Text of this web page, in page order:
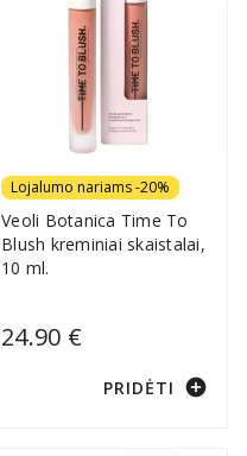
Lojalumo nariams -20%
Veoli Botanica Time To
Blush kreminiai skaistalai,
10 ml.
24.90 €
PRIDĖTI add_circle